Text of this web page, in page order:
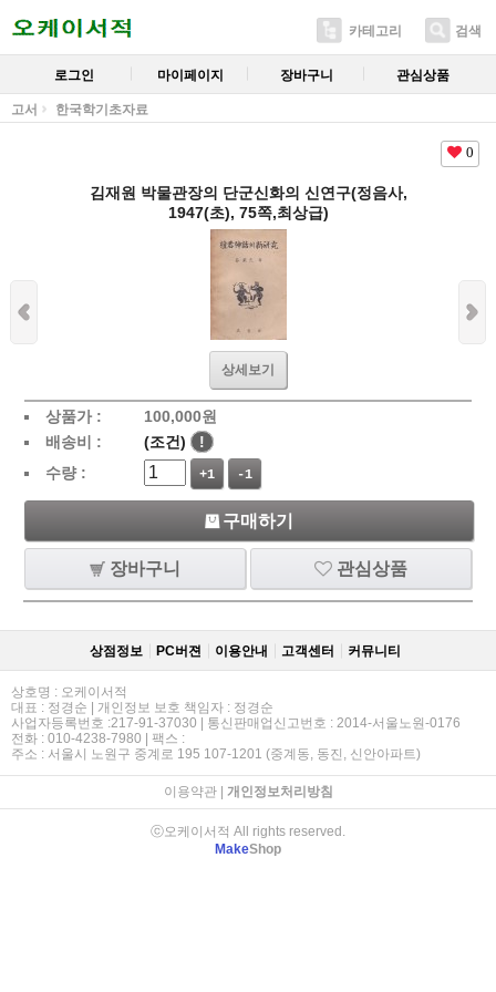
카테고리 검색
로그인 마이페이지 장바구니 관심상품
고서 한국학기초자료
0
김재원 박물관장의 단군신화의 신연구(정음사,
1947(초), 75쪽,최상급)
상세보기
상품가 : 100,000원
배송비 :
(조건)
!
수량 :
+1 -1
구매하기
장바구니 관심상품
상점정보 PC버젼 이용안내 고객센터 커뮤니티
상호명 : 오케이서적
대표 : 정경순 | 개인정보 보호 책임자 : 정경순
사업자등록번호 :217-91-37030 | 통신판매업신고번호 : 2014-서울노원-0176
전화 : 010-4238-7980 | 팩스 :
주소 : 서울시 노원구 중계로 195 107-1201 (중계동, 동진, 신안아파트)
이용약관| 개인정보처리방침
ⓒ오케이서적 All rights reserved.
MakeShop